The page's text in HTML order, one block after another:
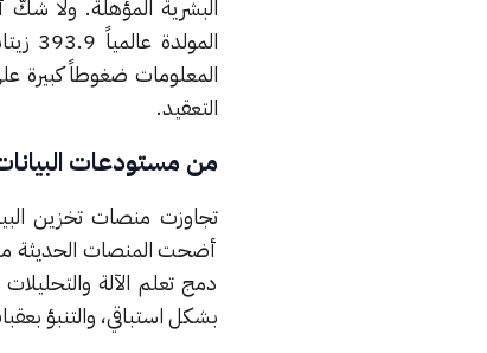
البشرية المؤهلة. ولا شكّ
المولدة عالمياً 393.9 زيتابايت بحلول عام 2028 وفقًا لتوقعات
المعلومات ضغوطاً كبيرة
التعقيد.
من مستودعات البيانات
تجاوزت منصات تخزين
أضحت المنصات الحديثة
دمج تعلم الآلة
بشكل استباقي، والتنبؤ